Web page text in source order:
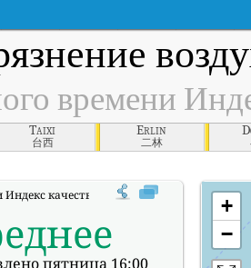
времени
Taixi
台西
Erlin
二林
качества воздуха (АКИ).
пятница 16:00
+
−